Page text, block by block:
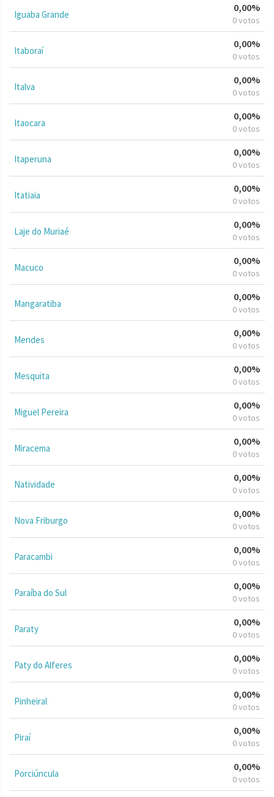
Iguaba Grande
0,00%
0 votos
Itaboraí
0,00%
0 votos
Italva
0,00%
0 votos
Itaocara
0,00%
0 votos
Itaperuna
0,00%
0 votos
Itatiaia
0,00%
0 votos
Laje do Muriaé
0,00%
0 votos
Macuco
0,00%
0 votos
Mangaratiba
0,00%
0 votos
Mendes
0,00%
0 votos
Mesquita
0,00%
0 votos
Miguel Pereira
0,00%
0 votos
Miracema
0,00%
0 votos
Natividade
0,00%
0 votos
Nova Friburgo
0,00%
0 votos
Paracambi
0,00%
0 votos
Paraíba do Sul
0,00%
0 votos
Paraty
0,00%
0 votos
Paty do Alferes
0,00%
0 votos
Pinheiral
0,00%
0 votos
Piraí
0,00%
0 votos
Porciúncula
0,00%
0 votos